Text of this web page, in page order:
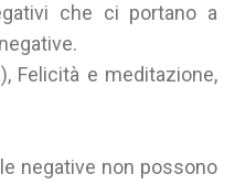
che ci portano a
Felicità e meditazione,
negative non possono